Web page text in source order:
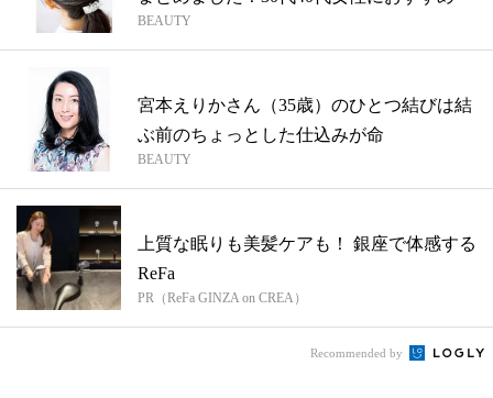
BEAUTY
宮本えりかさん（35歳）のひとつ結びは結
ぶ前のちょっとした仕込みが命
BEAUTY
上質な眠りも美髪ケアも！ 銀座で体感する
ReFa
PR（ReFa GINZA on CREA）
Recommended by